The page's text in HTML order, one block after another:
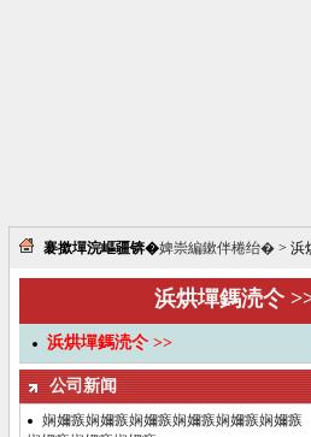
褰撳墠浣嶇疆锛�婢崇編鏉伴棬绐�> 浜
浜烘墠鎷涜仒
浜烘墠鎷涜仒 >>
公司新闻
娴嬭瘯娴嬭瘯娴嬭瘯娴嬭瘯娴嬭瘯娴嬭瘯